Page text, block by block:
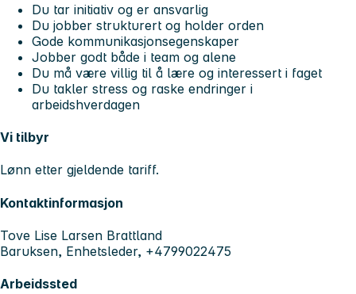
Du tar initiativ og er ansvarlig
Du jobber strukturert og holder orden
Gode kommunikasjonsegenskaper
Jobber godt både i team og alene
Du må være villig til å lære og interessert i faget
Du takler stress og raske endringer i
arbeidshverdagen
Vi tilbyr
Lønn etter gjeldende tariff.
Kontaktinformasjon
Tove Lise Larsen Brattland
Baruksen, Enhetsleder, +4799022475
Arbeidssted